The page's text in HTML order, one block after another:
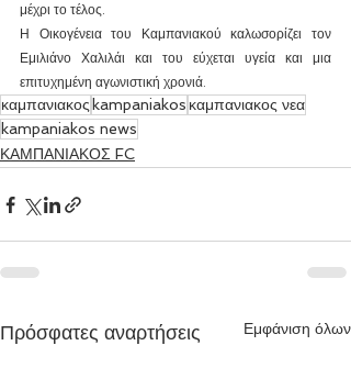
μέχρι το τέλος.
Η Οικογένεια του Καμπανιακού καλωσορίζει τον
Εμιλιάνο Χαλιλάι και του εύχεται υγεία και μια
επιτυχημένη αγωνιστική χρονιά.
καμπανιακος kampaniakos καμπανιακος νεα
kampaniakos news
ΚΑΜΠΑΝΙΑΚΟΣ FC
Πρόσφατες αναρτήσεις Εμφάνιση όλων